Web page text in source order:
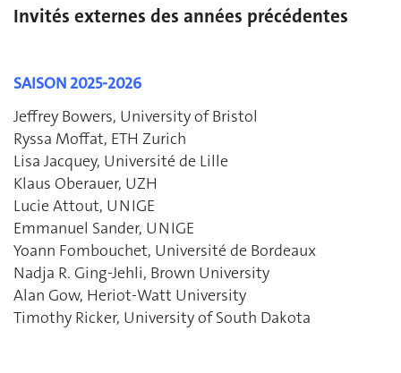
Invités externes des années précédentes
SAISON 2025-2026
Jeffrey Bowers, University of Bristol
Ryssa Moffat, ETH Zurich
Lisa Jacquey, Université de Lille
Klaus Oberauer, UZH
Lucie Attout, UNIGE
Emmanuel Sander, UNIGE
Yoann Fombouchet, Université de Bordeaux
Nadja R. Ging-Jehli, Brown University
Alan Gow, Heriot-Watt University
Timothy Ricker, University of South Dakota